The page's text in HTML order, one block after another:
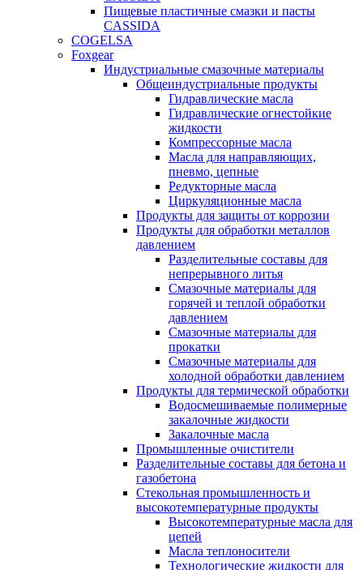
Пищевые пластичные смазки и пасты
CASSIDA
COGELSA
Foxgear
Индустриальные смазочные материалы
Общеиндустриальные продукты
Гидравлические масла
Гидравлические огнестойкие
жидкости
Компрессорные масла
Масла для направляющих,
пневмо, цепные
Редукторные масла
Циркуляционные масла
Продукты для защиты от коррозии
Продукты для обработки металлов
давлением
Разделительные составы для
непрерывного литья
Смазочные материалы для
горячей и теплой обработки
давлением
Смазочные материалы для
прокатки
Смазочные материалы для
холодной обработки давлением
Продукты для термической обработки
Водосмешиваемые полимерные
закалочные жидкости
Закалочные масла
Промышленные очистители
Разделительные составы для бетона и
газобетона
Стекольная промышленность и
высокотемпературные продукты
Высокотемпературные масла для
цепей
Масла теплоносители
Технологические жидкости для